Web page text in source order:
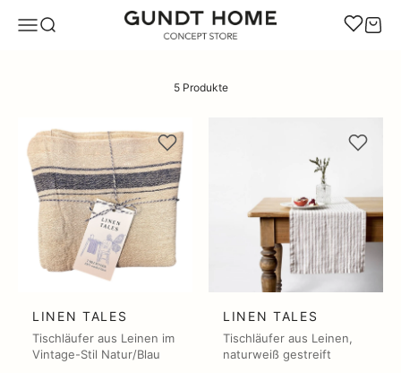
Navigationsmenü öffnen
Suche öffnen GUNDT HOME
5 Produkte
LINEN TALES
Tischläufer aus Leinen im
Vintage-Stil Natur/Blau
LINEN TALES
Tischläufer aus Leinen,
naturweiß gestreift